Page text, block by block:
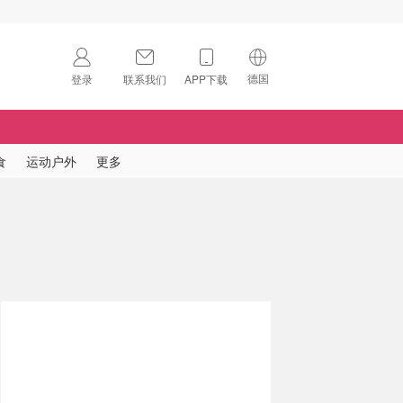
登录 联系我们 APP下载 德国
🇺🇸
运动户外 更多